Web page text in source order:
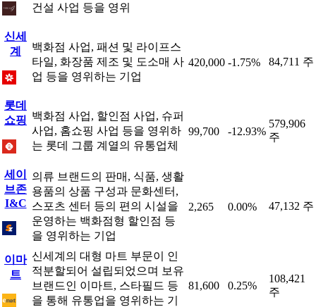
건설 사업 등을 영위
신세
계
백화점 사업, 패션 및 라이프스
타일, 화장품 제조 및 도소매 사
업 등을 영위하는 기업
420,000 -1.75% 84,711 주
롯데
쇼핑 백화점 사업, 할인점 사업, 슈퍼
사업, 홈쇼핑 사업 등을 영위하
는 롯데 그룹 계열의 유통업체
99,700 -12.93%
579,906
주
세이
브존
I&C
의류 브랜드의 판매, 식품, 생활
용품의 상품 구성과 문화센터,
스포츠 센터 등의 편의 시설을
운영하는 백화점형 할인점 등
을 영위하는 기업
2,265 0.00% 47,132 주
이마
트
신세계의 대형 마트 부문이 인
적분할되어 설립되었으며 보유
브랜드인 이마트, 스타필드 등
을 통해 유통업을 영위하는 기
81,600 0.25%
108,421
주